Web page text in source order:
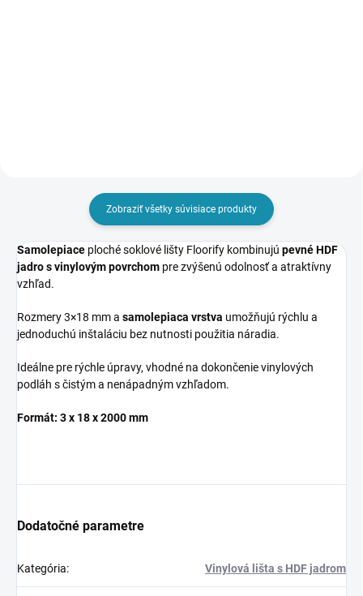
Zobraziť všetky súvisiace produkty
Samolepiace ploché soklové lišty Floorify kombinujú pevné HDF
jadro s vinylovým povrchom pre zvýšenú odolnosť a atraktívny
vzhľad.
Rozmery 3×18 mm a samolepiaca vrstva umožňujú rýchlu a
jednoduchú inštaláciu bez nutnosti použitia náradia.
Ideálne pre rýchle úpravy, vhodné na dokončenie vinylových
podláh s čistým a nenápadným vzhľadom.
Formát: 3 x 18 x 2000 mm
Dodatočné parametre
Kategória: Vinylová lišta s HDF jadrom